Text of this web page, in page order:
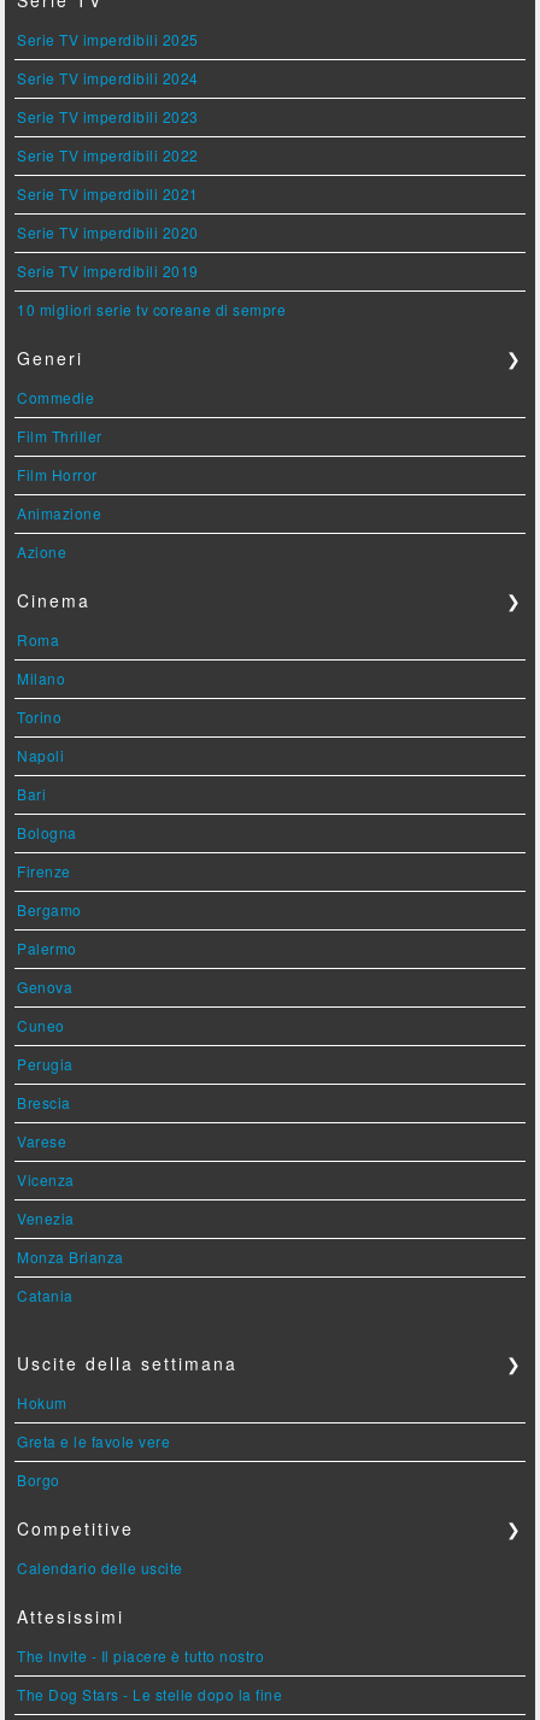
Serie TV imperdibili 2025
Serie TV imperdibili 2024
Serie TV imperdibili 2023
Serie TV imperdibili 2022
Serie TV imperdibili 2021
Serie TV imperdibili 2020
Serie TV imperdibili 2019
10 migliori serie tv coreane di sempre
Generi ❯
Commedie
Film Thriller
Film Horror
Animazione
Azione
Cinema ❯
Roma
Milano
Torino
Napoli
Bari
Bologna
Firenze
Bergamo
Palermo
Genova
Cuneo
Perugia
Brescia
Varese
Vicenza
Venezia
Monza Brianza
Catania
Uscite della settimana ❯
Hokum
Greta e le favole vere
Borgo
Competitive ❯
Calendario delle uscite
Attesissimi
The Invite - Il piacere è tutto nostro
The Dog Stars - Le stelle dopo la fine